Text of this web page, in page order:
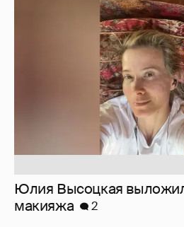
Юлия Высоцкая
макияжа
2